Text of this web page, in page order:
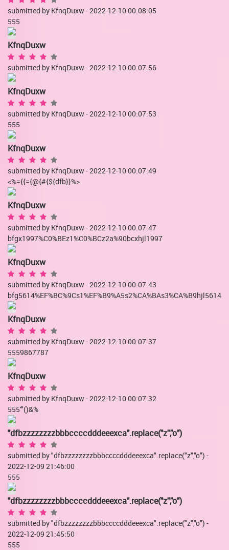
submitted by KfnqDuxw - 2022-12-10 00:08:05
555
KfnqDuxw
submitted by KfnqDuxw - 2022-12-10 00:07:56
KfnqDuxw
submitted by KfnqDuxw - 2022-12-10 00:07:53
555
KfnqDuxw
submitted by KfnqDuxw - 2022-12-10 00:07:49
<%={{={@{#{${dfb}}%>
KfnqDuxw
submitted by KfnqDuxw - 2022-12-10 00:07:47
bfgx1997%C0%BEz1%C0%BCz2a%90bcxhjl1997
KfnqDuxw
submitted by KfnqDuxw - 2022-12-10 00:07:43
bfg5614%EF%BC%9Cs1%EF%B9%A5s2%CA%BAs3%CA%B9hjl5614
KfnqDuxw
submitted by KfnqDuxw - 2022-12-10 00:07:37
5559867787
KfnqDuxw
submitted by KfnqDuxw - 2022-12-10 00:07:32
555'"()&%
"dfbzzzzzzzzbbbccccdddeeexca".replace("z","o")
submitted by "dfbzzzzzzzzbbbccccdddeeexca".replace("z","o") -
2022-12-09 21:46:00
555
"dfbzzzzzzzzbbbccccdddeeexca".replace("z","o")
submitted by "dfbzzzzzzzzbbbccccdddeeexca".replace("z","o") -
2022-12-09 21:45:50
555